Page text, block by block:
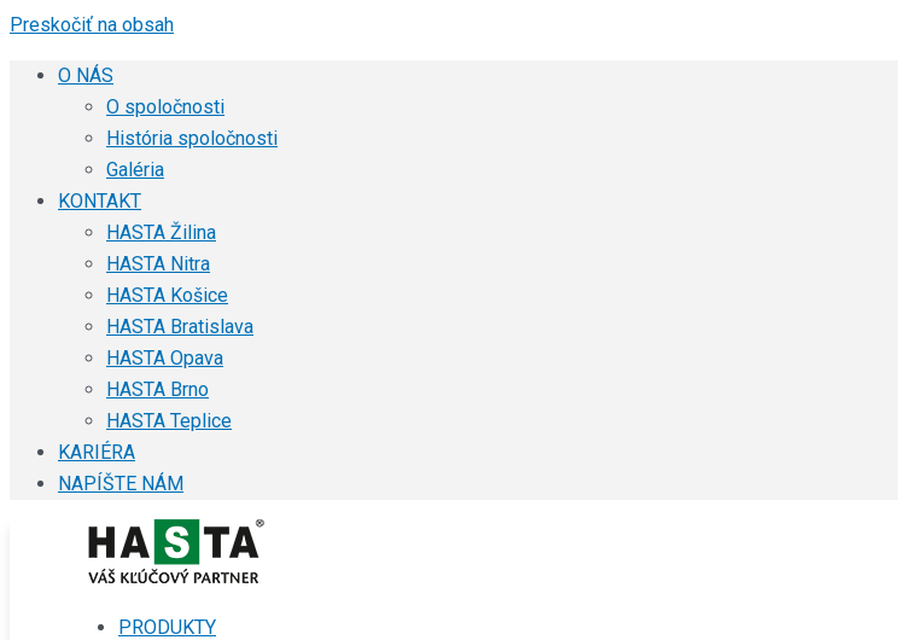
Preskočiť na obsah
O NÁS
O spoločnosti
História spoločnosti
Galéria
KONTAKT
HASTA Žilina
HASTA Nitra
HASTA Košice
HASTA Bratislava
HASTA Opava
HASTA Brno
HASTA Teplice
KARIÉRA
NAPÍŠTE NÁM
PRODUKTY